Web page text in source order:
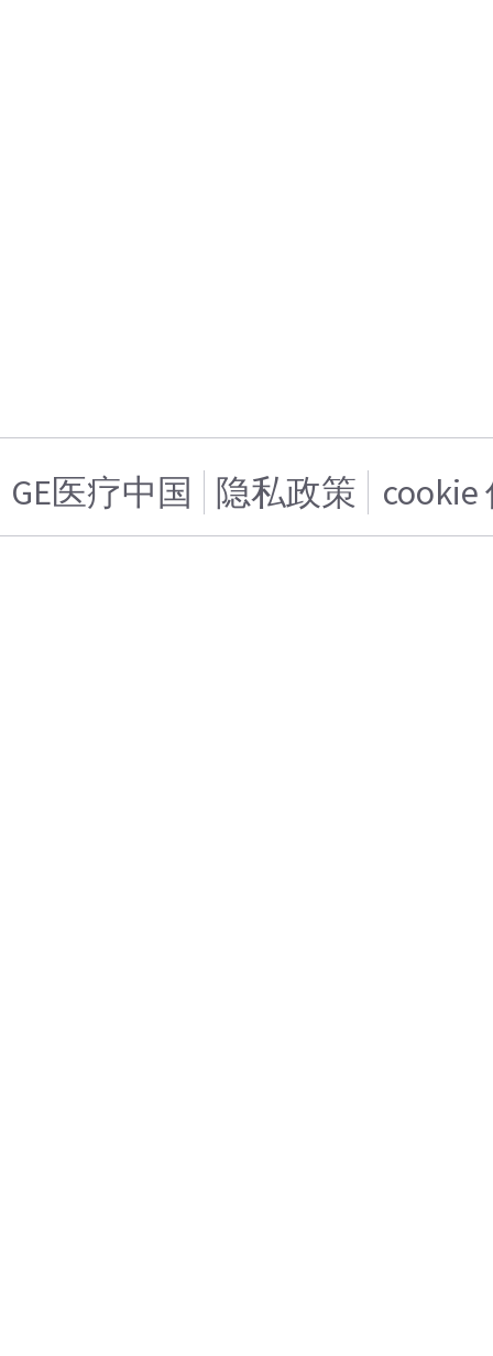
GE医疗中国 隐私政策 cookie